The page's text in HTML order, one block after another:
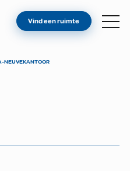
Vind een ruimte
NEUVEKANTOOR